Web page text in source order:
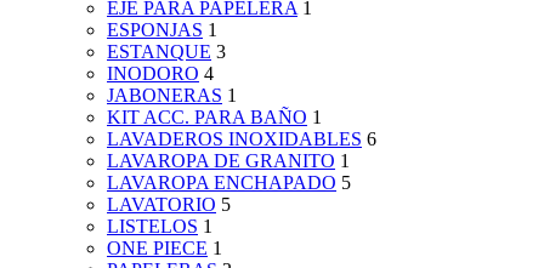
EJE PARA PAPELERA 1
ESPONJAS 1
ESTANQUE 3
INODORO 4
JABONERAS 1
KIT ACC. PARA BAÑO 1
LAVADEROS INOXIDABLES 6
LAVAROPA DE GRANITO 1
LAVAROPA ENCHAPADO 5
LAVATORIO 5
LISTELOS 1
ONE PIECE 1